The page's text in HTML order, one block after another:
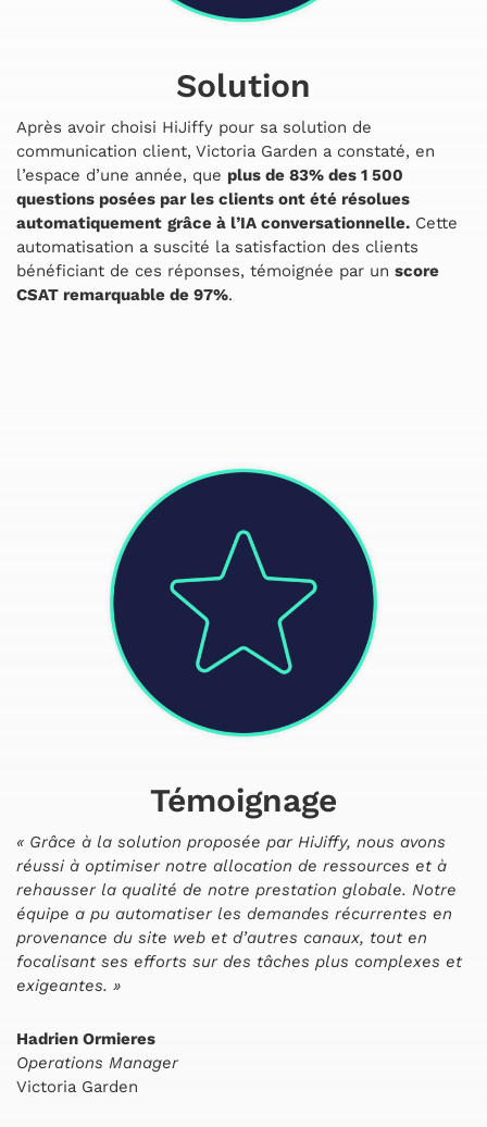
Solution
Après avoir choisi HiJiffy pour sa solution de
communication client, Victoria Garden a constaté, en
l’espace d’une année, que plus de 83% des 1 500
questions posées par les clients ont été résolues
automatiquement grâce à l’IA conversationnelle. Cette
automatisation a suscité la satisfaction des clients
bénéficiant de ces réponses, témoignée par un score
CSAT remarquable de 97%.
Témoignage
« Grâce à la solution proposée par HiJiffy, nous avons
réussi à optimiser notre allocation de ressources et à
rehausser la qualité de notre prestation globale. Notre
équipe a pu automatiser les demandes récurrentes en
provenance du site web et d’autres canaux, tout en
focalisant ses efforts sur des tâches plus complexes et
exigeantes. »
Hadrien Ormieres
Operations Manager
Victoria Garden